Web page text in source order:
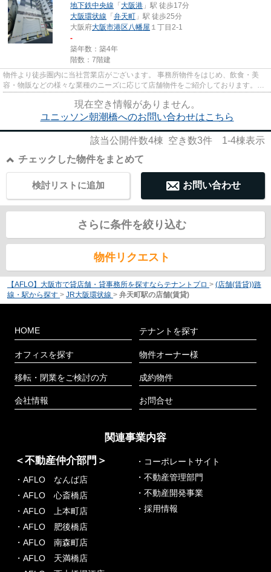
地下鉄中央線 「大阪港 」駅 徒歩17分
大阪環状線 「弁天町 」駅 徒歩25分
大阪府大阪市港区八幡屋 １丁目2-1
-
築年数：築4年
階数：7階建
物件より徒歩圏内に当社営業店がございます。 事務所物件をはじめ、飲食・美
容・物販などの様々な業種のニーズに応じて店舗物件をご紹介しております。
尚、弊社ではおとり広告は一切...
現在空き情報がありません。
ユニッソン朝潮橋へのお問い合わせはこちら
該当公開件数4棟 空き数3件 1-4棟表示
チェックした物件をまとめて
お問い合わせ
検討リストに追加
さらに条件を絞り込む
物件リクエスト
【AFLO】大阪市で貸店舗・貸事務所を探すならテナントプロ > (店舗(賃貸))路
線・駅から探す > JR大阪環状線 > 弁天町駅の店舗(賃貸)
HOME
オフィスを探す
移転・閉業をご検討の方
会社情報
テナントを探す
物件オーナー様
成約物件
お問合せ
関連事業内容
＜不動産仲介部門＞
・AFLO なんば店
・AFLO 心斎橋店
・AFLO 上本町店
・AFLO 肥後橋店
・AFLO 南森町店
・AFLO 天満橋店
・コーポレートサイト
・不動産管理部門
・不動産開発事業
・採用情報